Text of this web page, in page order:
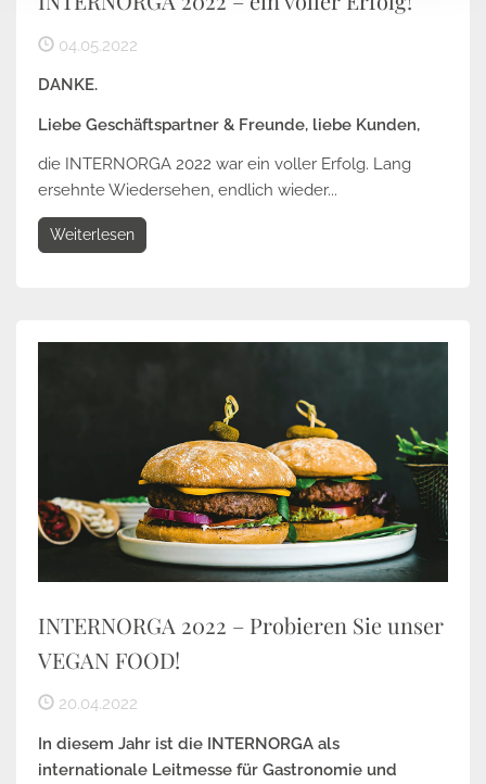
04.05.2022
DANKE.
Liebe Geschäftspartner & Freunde, liebe Kunden,
die INTERNORGA 2022 war ein voller Erfolg. Lang
ersehnte Wiedersehen, endlich wieder...
Weiterlesen
INTERNORGA 2022 – Probieren Sie unser
VEGAN FOOD!
20.04.2022
In diesem Jahr ist die INTERNORGA als
internationale Leitmesse für Gastronomie und